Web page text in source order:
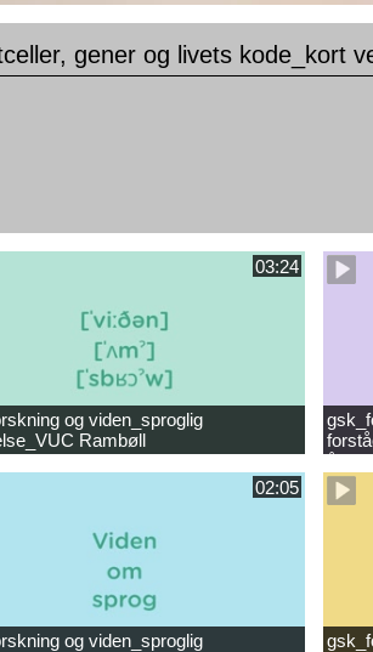
gener og livets kode_kort
03:24
og viden_sproglig
Rambøll
02:05
og viden_sproglig